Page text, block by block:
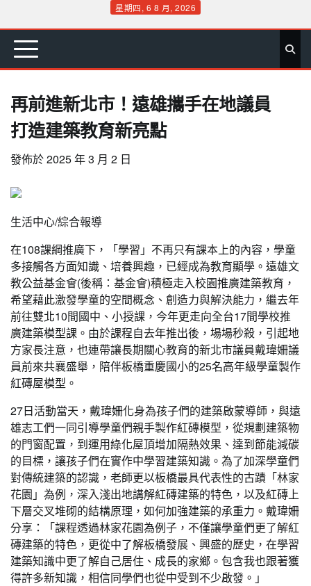
content
星期四, 6 8 月, 2026
首 要 娛 生 社 文 公 運 旅 政 地 專
再前進新北市！遠雄攜手在地議員
打造建築教育新亮點
發佈於2025 年 3 月 2 日
生活中心/綜合報導
在108課綱推廣下，「學習」不再只有課本上的內容，學童
多接觸各方面知識、培養興趣，已經成為教育顯學。遠雄文
教公益基金會(後稱：基金會)積極走入校園推廣建築教育，
希望藉此激發學童的空間概念、創造力與解決能力，繼去年
前往雙北10間國中、小授課，今年更走向全台17間學校推
廣建築模型課。由於課程自去年推出後，場場秒殺，引起地
方家長注意，也連帶讓長期關心教育的新北市議員戴瑋姍議
員前來共襄盛舉，陪伴板橋重慶國小的25名高年級學童製作
紅磚屋模型。
27日活動當天，戴瑋姍化身為孩子們的建築啟蒙導師，與遠
雄志工們一同引導學童們親手製作紅磚模型，從規劃建築物
的門窗配置，到運用綠化屋頂增加隔熱效果、達到節能減碳
的目標，讓孩子們在實作中學習建築知識。為了加深學童們
對傳統建築的認識，老師更以板橋最具代表性的古蹟「林家
花園」為例，深入淺出地講解紅磚建築的特色，以及紅磚上
下層交叉堆砌的結構原理，如何加強建築的承重力。戴瑋姍
分享：「課程透過林家花園為例子，不僅讓學童們更了解紅
磚建築的特色，更從中了解板橋發展、興盛的歷史，在學習
建築知識中更了解自己居住、成長的家鄉。包含我也跟著獲
得許多新知識，相信同學們也從中受到不少啟發。」